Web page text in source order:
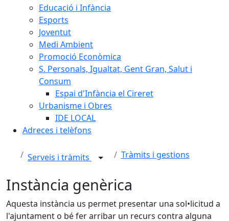
Educació i Infància
Esports
Joventut
Medi Ambient
Promoció Econòmica
S. Personals, Igualtat, Gent Gran, Salut i
Consum
Espai d'Infància el Cireret
Urbanisme i Obres
IDE LOCAL
Adreces i telèfons
Serveis i tràmits Tràmits i gestions
Instància genèrica
Aquesta instància us permet presentar una sol•licitud a
l'ajuntament o bé fer arribar un recurs contra alguna